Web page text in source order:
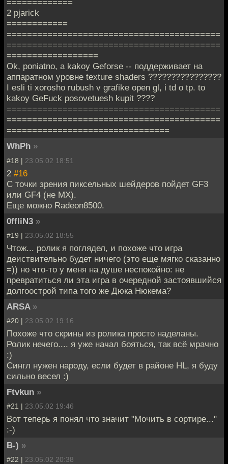
=============
2 pjarick
============
==========================================
==========================================
==================
Ok, poniatno, a kakoy Geforse -- поддерживает на
аппаратном уровне texture shaders ????????????????
I esli ti xorosho rubush v grafike open gl, i td o tp. to
kakoy GeFuck posovetuesh kupit ????
==========================================
==========================================
================================
WhPh »
#18 | 23.05.02 18:51
2 #16
С точки зрения пиксельных шейдеров пойдет GF3
или GF4 (не МХ).
Еще можно Radeon8500.
0ffliN3 »
#19 | 23.05.02 18:55
Чтож... ролик я поглядел, и похоже что игра
деиствительно будет ничего (это еще мягко сказанно
=)) но что-то у меня на душе неспокойно: не
превратиться ли эта игра в очередной застоявшийся
долгоострой типа того же Дюка Нюкема?
ARSA »
#20 | 23.05.02 19:16
Похоже что скрины из ролика просто наделаны.
Ролик нечего.... я уже начал бояться, так всё мрачно
:)
Сингл нужен народу, если будет в районе HL, я буду
сильно весел :)
Ftvkun »
#21 | 23.05.02 19:46
Вот теперь я понял что значит "Мочить в сортире..."
:-)
B-) »
#22 | 23.05.02 20:38